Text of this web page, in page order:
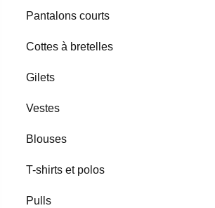
Pantalons courts
Cottes à bretelles
Gilets
Vestes
Blouses
T-shirts et polos
Pulls